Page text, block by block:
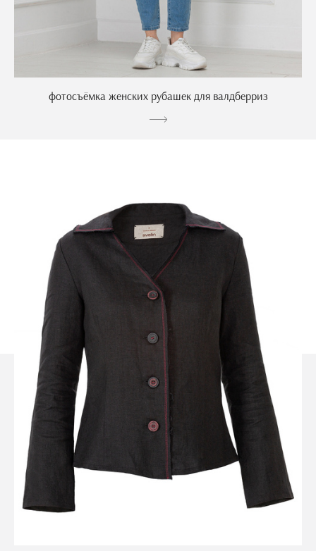
фотосъёмка женских рубашек для валдберриз